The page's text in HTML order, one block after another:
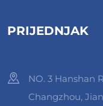
PRIJEDNJAK
NO. 3 Hanshan
Changzhou,